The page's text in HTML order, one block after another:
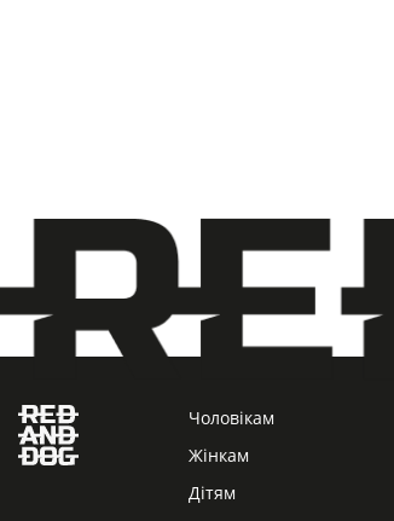
Чоловікам
Жінкам
Дітям